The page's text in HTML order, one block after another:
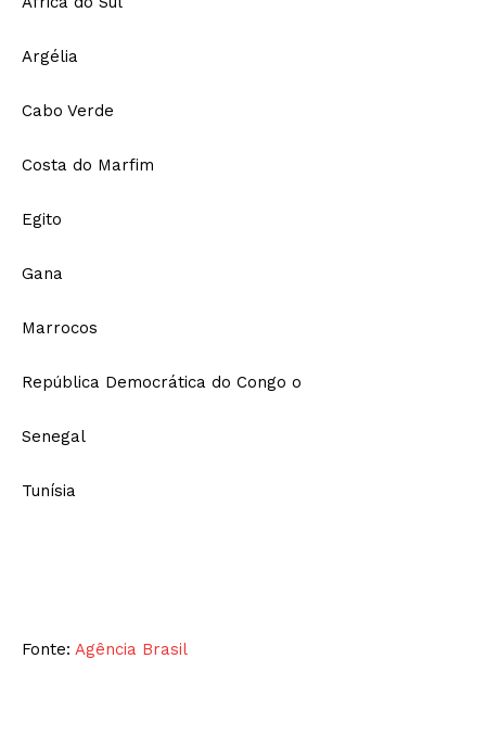
Argélia
Cabo Verde
Costa do Marfim
Egito
Gana
Marrocos
República Democrática do Congo o
Senegal
Tunísia
Fonte: Agência Brasil